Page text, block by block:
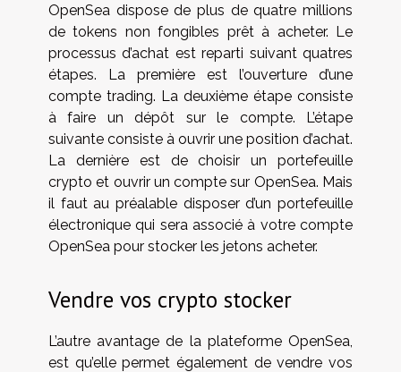
OpenSea dispose de plus de quatre millions
de tokens non fongibles prêt à acheter. Le
processus d’achat est reparti suivant quatres
étapes. La première est l’ouverture d’une
compte trading. La deuxième étape consiste
à faire un dépôt sur le compte. L’étape
suivante consiste à ouvrir une position d’achat.
La dernière est de choisir un portefeuille
crypto et ouvrir un compte sur OpenSea. Mais
il faut au préalable disposer d’un portefeuille
électronique qui sera associé à votre compte
OpenSea pour stocker les jetons acheter.
Vendre vos crypto stocker
L’autre avantage de la plateforme OpenSea,
est qu’elle permet également de vendre vos